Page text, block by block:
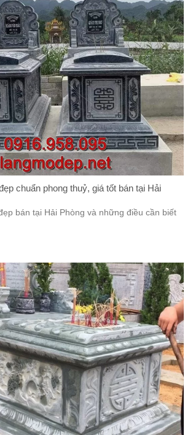
chuẩn phong thuỷ, giá tốt bán tại Hải
bán tại Hải Phòng và những điều cần biết